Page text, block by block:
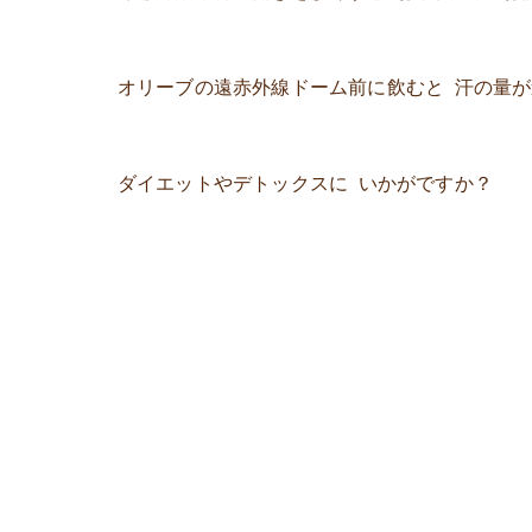
オリーブの遠赤外線ドーム前に飲むと 汗の量
ダイエットやデトックスに いかがですか？